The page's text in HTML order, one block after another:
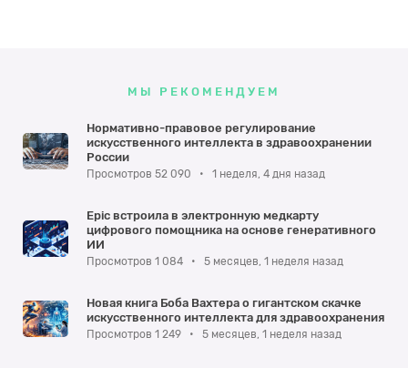
МЫ РЕКОМЕНДУЕМ
Нормативно-правовое регулирование
искусственного интеллекта в здравоохранении
России
Просмотров 52 090 • 1 неделя, 4 дня назад
Epic встроила в электронную медкарту
цифрового помощника на основе генеративного
ИИ
Просмотров 1 084 • 5 месяцев, 1 неделя назад
Новая книга Боба Вахтера о гигантском скачке
искусственного интеллекта для здравоохранения
Просмотров 1 249 • 5 месяцев, 1 неделя назад